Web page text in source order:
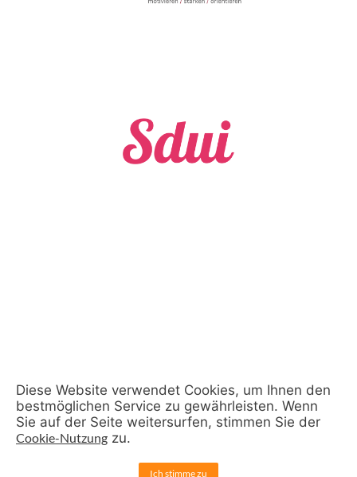
Diese Website verwendet Cookies, um Ihnen den
bestmöglichen Service zu gewährleisten. Wenn
Sie auf der Seite weitersurfen, stimmen Sie der
Cookie-Nutzung zu.
Ich stimme zu